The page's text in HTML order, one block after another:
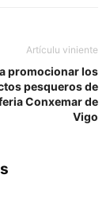
Artículu viniente
promocionar los
pesqueros de
Conxemar de
Vigo